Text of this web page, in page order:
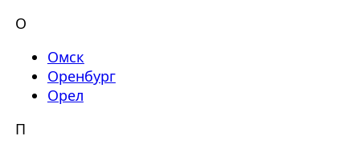
О
Омск
Оренбург
Орел
П